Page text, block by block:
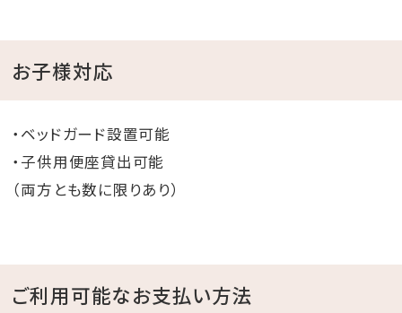
お子様対応
・ベッドガード設置可能
・子供用便座貸出可能
（両方とも数に限りあり）
ご利用可能なお支払い方法